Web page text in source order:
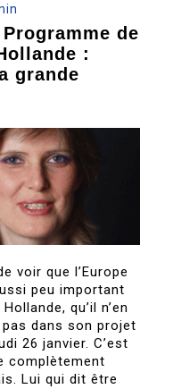
de
:
grande
voir que l’Europe
peu important
qu’il n’en
dans son projet
26 janvier. C’est
complètement
Lui qui dit être